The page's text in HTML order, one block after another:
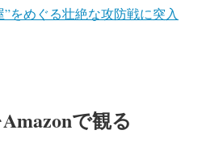
をめぐる壮絶な攻防戦に突入
で観る